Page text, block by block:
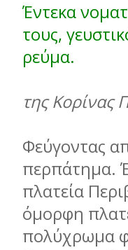
Έντεκα
τους,
ρεύµα.
της Κορίνας
Φεύγοντας
περπάτηµα.
πλατεία
όµορφη
πολύχρωµα